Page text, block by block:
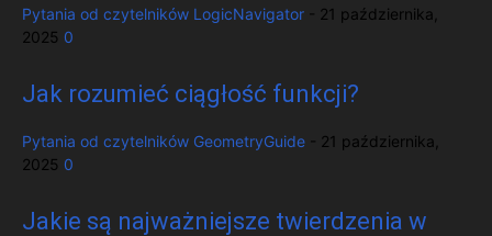
Pytania od czytelników LogicNavigator
21 października,
2025 0
Jak rozumieć ciągłość funkcji?
Pytania od czytelników GeometryGuide
21 października,
2025 0
Jakie są najważniejsze twierdzenia w